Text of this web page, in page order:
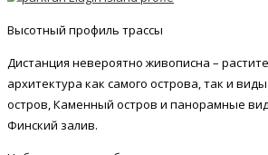
Высотный профиль трассы
Дистанция невероятно живописна –
архитектура как самого острова, так и
остров, Каменный остров и панорамные
Финский залив.